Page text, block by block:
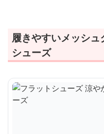
履きやすいメッシュ
シューズ